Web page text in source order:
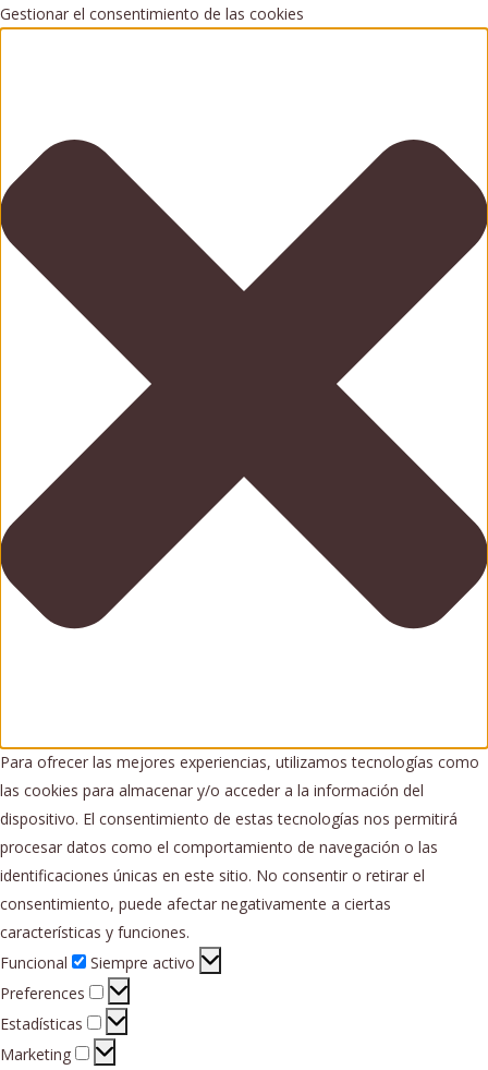
Gestionar el consentimiento de las cookies
Para ofrecer las mejores experiencias, utilizamos tecnologías como
las cookies para almacenar y/o acceder a la información del
dispositivo. El consentimiento de estas tecnologías nos permitirá
procesar datos como el comportamiento de navegación o las
identificaciones únicas en este sitio. No consentir o retirar el
consentimiento, puede afectar negativamente a ciertas
características y funciones.
Funcional
Funcional
Siempre activo
Preferences
Preferences
Estadísticas
Estadísticas
Marketing
Marketing